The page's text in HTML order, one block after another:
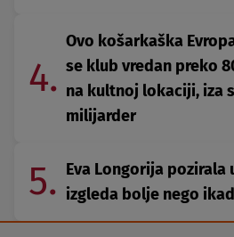
4.
Ovo košarkaška
se klub vredan preko
na kultnoj lokaciji, iza
milijarder
5. Eva Longorija pozirala
izgleda bolje nego